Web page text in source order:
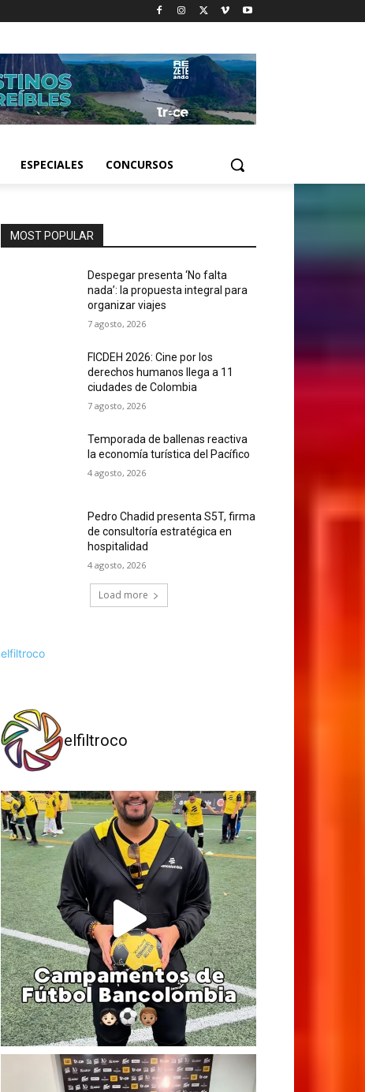
ESPECIALES CONCURSOS
MOST POPULAR
Despegar presenta ‘No falta
nada’: la propuesta integral para
organizar viajes
7 agosto, 2026
FICDEH 2026: Cine por los
derechos humanos llega a 11
ciudades de Colombia
7 agosto, 2026
Temporada de ballenas reactiva
la economía turística del Pacífico
4 agosto, 2026
Pedro Chadid presenta S5T, firma
de consultoría estratégica en
hospitalidad
4 agosto, 2026
Load more
elfiltroco
elfiltroco